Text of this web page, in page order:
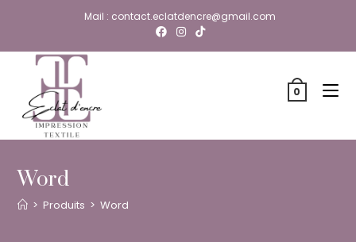
content
Mail : contact.eclatdencre@gmail.com
0
Word
> Produits > Word